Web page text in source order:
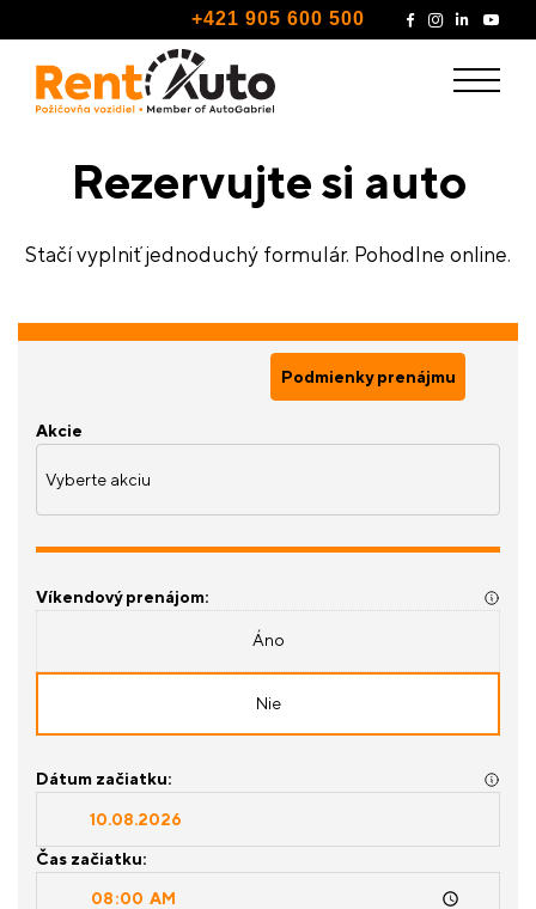
+421 905 600 500
Rezervujte si auto
Stačí vyplniť jednoduchý formulár. Pohodlne online.
Podmienky prenájmu
Akcie
Víkendový prenájom:
Áno
Nie
Dátum začiatku:
Čas začiatku: